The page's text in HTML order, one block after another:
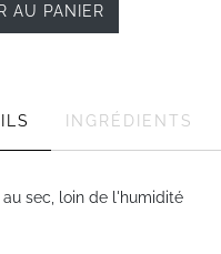
AU PANIER
INGRÉDIENTS
au sec, loin de l'humidité